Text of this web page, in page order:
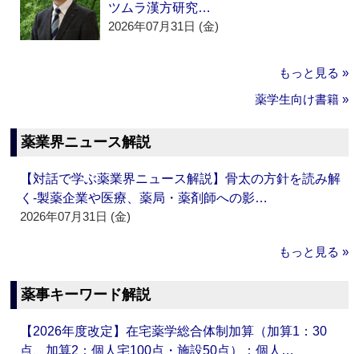
ツムラ漢方研究…
2026年07月31日 (金)
もっと見る »
薬学生向け書籍 »
薬業界ニュース解説
【対話で学ぶ薬業界ニュース解説】骨太の方針を読み解
く‐製薬企業や医療、薬局・薬剤師への影…
2026年07月31日 (金)
もっと見る »
薬事キーワード解説
【2026年度改定】在宅薬学総合体制加算（加算1：30
点、加算2：個人宅100点・施設50点）：個人…